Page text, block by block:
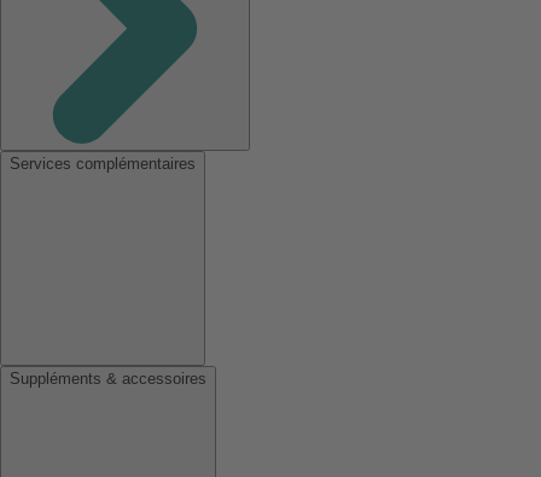
Services complémentaires
Suppléments & accessoires